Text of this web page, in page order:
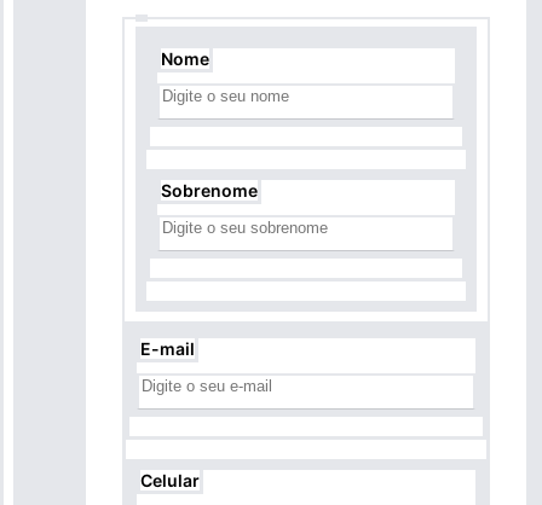
Nome
Nome
Sobrenome
E-mail
Celular